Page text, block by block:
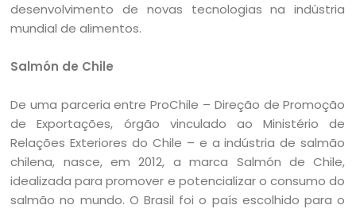
desenvolvimento de novas tecnologias na indústria
mundial de alimentos.
Salmón de Chile
De uma parceria entre ProChile – Direção de Promoção
de Exportações, órgão vinculado ao Ministério de
Relações Exteriores do Chile – e a indústria de salmão
chilena, nasce, em 2012, a marca Salmón de Chile,
idealizada para promover e potencializar o consumo do
salmão no mundo. O Brasil foi o país escolhido para o